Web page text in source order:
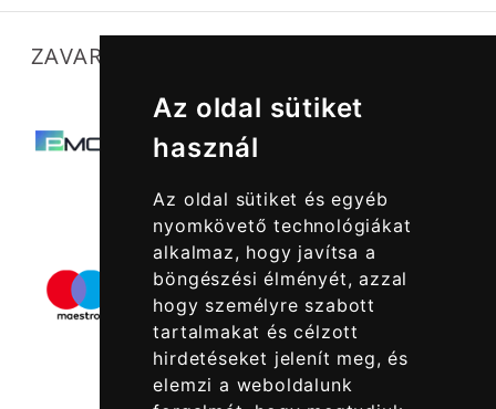
Az oldal sütiket
használ
Az oldal sütiket és egyéb
nyomkövető technológiákat
alkalmaz, hogy javítsa a
böngészési élményét, azzal
hogy személyre szabott
tartalmakat és célzott
hirdetéseket jelenít meg, és
elemzi a weboldalunk
ZAVARTALAN MŰKÖDÉSÜNKET SEGÍTIK